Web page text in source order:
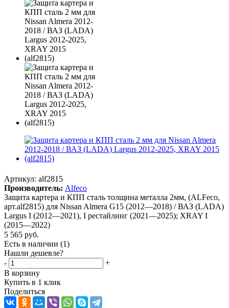
Артикул: alf2815
Производитель: Аlfeco
Защита картера и КПП сталь толщина металла 2мм, (ALFeco,
арт.alf2815) для Nissan Almera G15 (2012—2018) / ВАЗ (LADA)
Largus I (2012—2021), I рестайлинг (2021—2025); XRAY I
(2015—2022)
5 565 руб.
Есть в наличии (1)
Нашли дешевле?
-
+
В корзину
Купить в 1 клик
Поделиться